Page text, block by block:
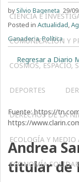
CIENCIA E
COMUNICACIÓN Y
COSMOS, ESPACIO,
DEPORTES
DERECHOS DE LA
ECOLOGÍA Y
ECONOMÍA
by Silvio Bageneta 29/
Posted inActualidad,
Ganaderia,Política
Regresar a Diario
Fuente: https://
https://
Andrea
titular de